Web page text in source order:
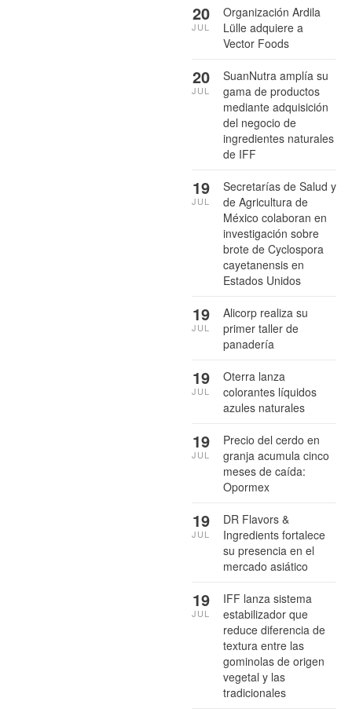
Organización Ardila
Lülle adquiere a
Vector Foods
20
JUL
SuanNutra amplía su
gama de productos
mediante adquisición
del negocio de
ingredientes naturales
de IFF
20
JUL
Secretarías de Salud y
de Agricultura de
México colaboran en
investigación sobre
brote de Cyclospora
cayetanensis en
Estados Unidos
19
JUL
Alicorp realiza su
primer taller de
panadería
19
JUL
Oterra lanza
colorantes líquidos
azules naturales
19
JUL
Precio del cerdo en
granja acumula cinco
meses de caída:
Opormex
19
JUL
DR Flavors &
Ingredients fortalece
su presencia en el
mercado asiático
19
JUL
IFF lanza sistema
estabilizador que
reduce diferencia de
textura entre las
gominolas de origen
vegetal y las
tradicionales
19
JUL